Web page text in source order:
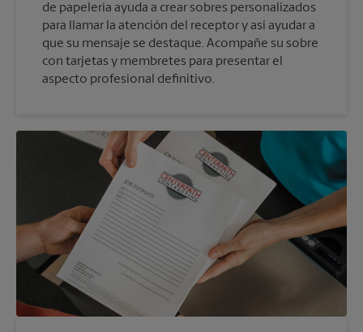
de papelería ayuda a crear sobres personalizados
para llamar la atención del receptor y así ayudar a
que su mensaje se destaque. Acompañe su sobre
con tarjetas y membretes para presentar el
aspecto profesional definitivo.